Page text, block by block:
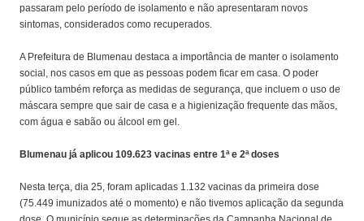
passaram pelo período de isolamento e não apresentaram novos
sintomas, considerados como recuperados.
A Prefeitura de Blumenau destaca a importância de manter o isolamento
social, nos casos em que as pessoas podem ficar em casa. O poder
público também reforça as medidas de segurança, que incluem o uso de
máscara sempre que sair de casa e a higienização frequente das mãos,
com água e sabão ou álcool em gel.
Blumenau já aplicou 109.623 vacinas entre 1ª e 2ª doses
Nesta terça, dia 25, foram aplicadas 1.132 vacinas da primeira dose
(75.449 imunizados até o momento) e não tivemos aplicação da segunda